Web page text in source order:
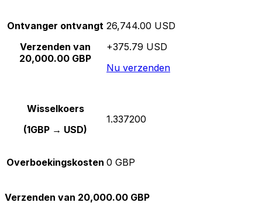
Ontvanger ontvangt
Verzenden van
20,000.00 GBP
26,744.00 USD
+375.79 USD
Nu verzenden
Wisselkoers
(1GBP → USD)
1.337200
Overboekingskosten 0 GBP
Verzenden van 20,000.00 GBP